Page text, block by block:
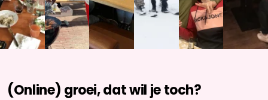
(Online) groei, dat wil je toch?